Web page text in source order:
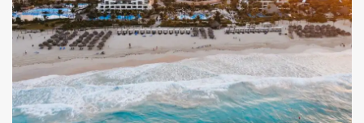
PARCERIAS
NA MÍDIA
PATAS AO ALTO